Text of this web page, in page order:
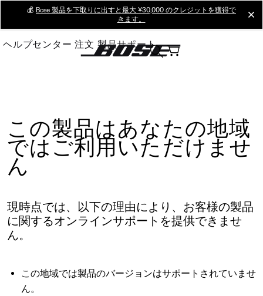
Main
💰 Bose 製品を下取りに出すと最大 ¥30,000 のクレジットを獲得で
きます。
ヘルプセンター 注文 製品サポート
この製品はあなたの地域
ではご利用いただけませ
ん
現時点では、以下の理由により、お客様の製品
に関するオンラインサポートを提供できませ
ん。
この地域では製品のバージョンはサポートされていませ
ん。